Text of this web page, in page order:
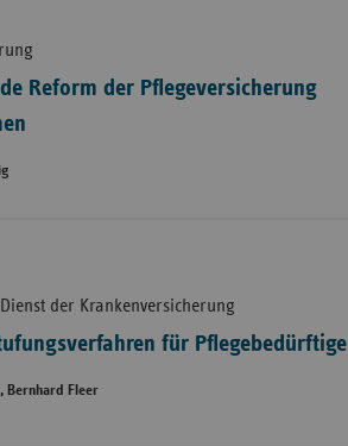
Reform der Pflegeversicherung
der Krankenversicherung
für Pflegebedürftige
Bernhard Fleer